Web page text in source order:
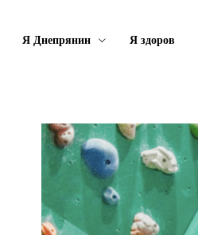
Я Днепрянин Я здоров